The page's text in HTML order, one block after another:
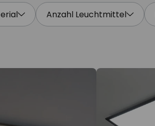
Anzahl Leuchtmittel